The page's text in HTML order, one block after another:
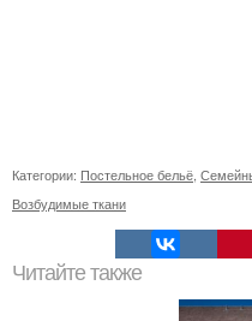
Категории: Постельное бельё
Возбудимые ткани
Читайте также